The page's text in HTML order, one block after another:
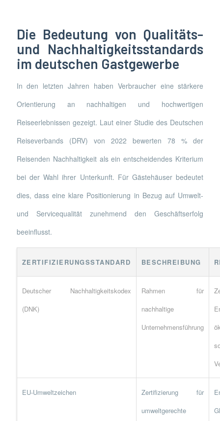
Die Bedeutung von Qualitäts-
und Nachhaltigkeitsstandards
im deutschen Gastgewerbe
In den letzten Jahren haben Verbraucher eine stärkere
Orientierung an nachhaltigen und hochwertigen
Reiseerlebnissen gezeigt. Laut einer Studie des Deutschen
Reiseverbands (DRV) von 2022 bewerten 78 % der
Reisenden Nachhaltigkeit als ein entscheidendes Kriterium
bei der Wahl ihrer Unterkunft. Für Gästehäuser bedeutet
dies, dass eine klare Positionierung in Bezug auf Umwelt-
und Servicequalität zunehmend den Geschäftserfolg
beeinflusst.
ZERTIFIZIERUNGSSTANDARD BESCHREIBUNG
Deutscher Nachhaltigkeitskodex
(DNK)
Rahmen für
nachhaltige
Unternehmensführung
EU-Umweltzeichen
Zertifizierung für
umweltgerechte